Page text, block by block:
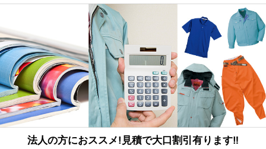
法人の方におススメ!見積で大口割引有ります‼